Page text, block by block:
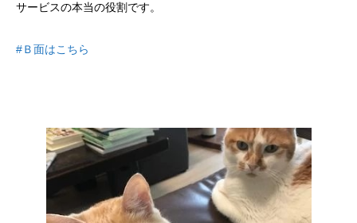
サービスの本当の役割です。
#Ｂ面はこちら